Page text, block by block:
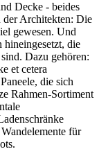
Decke - beides
Architekten: Die
gewesen. Und
hineingesetzt, die
Dazu gehören:
et cetera
die sich
Rahmen-Sortiment
für